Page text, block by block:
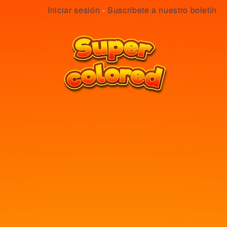
Iniciar sesión -Suscríbete a nuestro boletín